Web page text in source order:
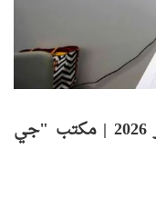
18 فبراير 2026 | مكتب "جي